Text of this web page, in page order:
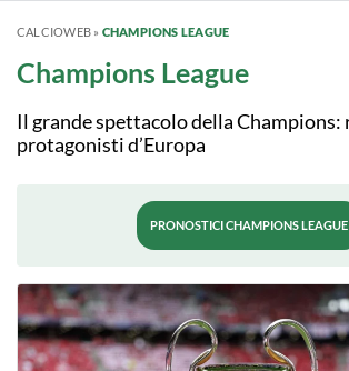
CALCIOWEB» CHAMPIONS LEAGUE
Champions League
Il grande spettacolo della
protagonisti d’Europa
PRONOSTICI CHAMPIONS LEAGUE